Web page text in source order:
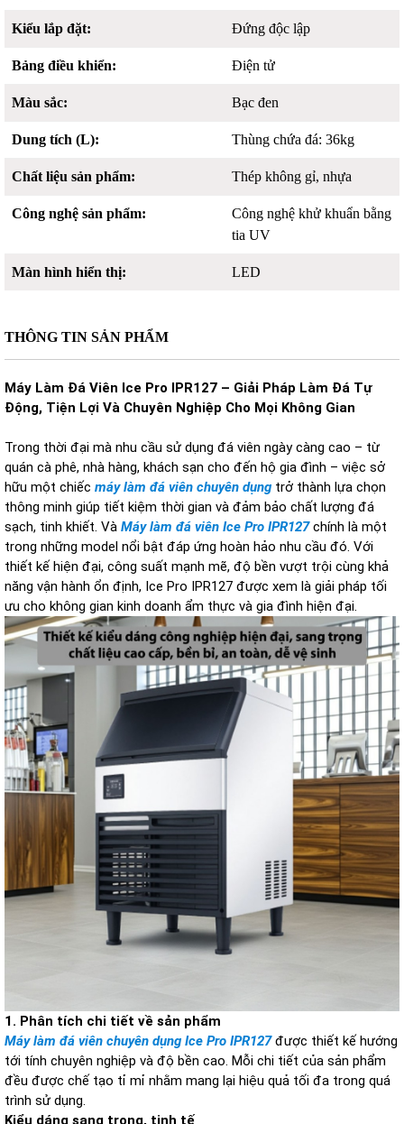
THÔNG TIN SẢN PHẨM
Máy Làm Đá Viên Ice Pro IPR127 – Giải Pháp Làm Đá Tự
Động, Tiện Lợi Và Chuyên Nghiệp Cho Mọi Không Gian
Trong thời đại mà nhu cầu sử dụng đá viên ngày càng cao – từ
quán cà phê, nhà hàng, khách sạn cho đến hộ gia đình – việc sở
hữu một chiếc máy làm đá viên chuyên dụng trở thành lựa chọn
thông minh giúp tiết kiệm thời gian và đảm bảo chất lượng đá
sạch, tinh khiết. Và Máy làm đá viên Ice Pro IPR127 chính là một
trong những model nổi bật đáp ứng hoàn hảo nhu cầu đó. Với
thiết kế hiện đại, công suất mạnh mẽ, độ bền vượt trội cùng khả
năng vận hành ổn định, Ice Pro IPR127 được xem là giải pháp tối
ưu cho không gian kinh doanh ẩm thực và gia đình hiện đại.
1. Phân tích chi tiết về sản phẩm
Máy làm đá viên chuyên dụng Ice Pro IPR127được thiết kế hướng
tới tính chuyên nghiệp và độ bền cao. Mỗi chi tiết của sản phẩm
đều được chế tạo tỉ mỉ nhằm mang lại hiệu quả tối đa trong quá
trình sử dụng.
Kiểu dáng sang trọng, tinh tế
Kiểu lắp đặt: Đứng độc lập
Bảng điều khiển: Điện tử
Màu sắc: Bạc đen
Dung tích (L): Thùng chứa đá: 36kg
Chất liệu sản phẩm: Thép không gỉ, nhựa
Công nghệ sản phẩm:
Công nghệ khử khuẩn bằng
tia UV
Màn hình hiển thị: LED